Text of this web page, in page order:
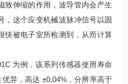
致伸缩的作用，波导管内会产生
，这个应变机械波脉冲信号以固
快被电子室所检测到，从而计算
为例，该系列传感器使用寿命
异，高达 ±0.04%，分辨率高于